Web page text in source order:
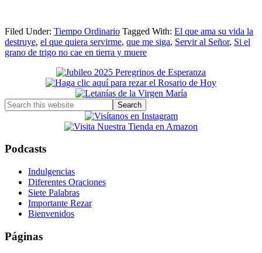
Filed Under: Tiempo Ordinario Tagged With: El que ama su vida la
destruye, el que quiera servirme, que me siga, Servir al Señor, Si el
grano de trigo no cae en tierra y muere
Primary
Sidebar
Search
this
Podcasts
Indulgencias
Diferentes Oraciones
Siete Palabras
Importante Rezar
Bienvenidos
Páginas